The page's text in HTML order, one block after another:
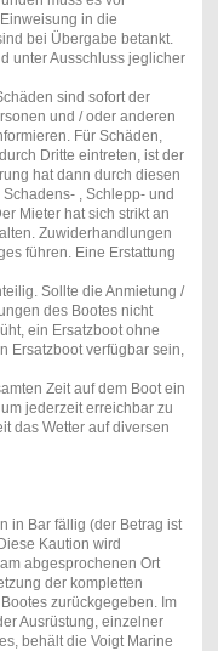
in die
bei Übergabe betankt.
unter Ausschluss jeglicher
sind sofort der
und / oder anderen
Für Schäden,
Dritte eintreten, ist der
hat dann durch diesen
, Schlepp- und
Mieter hat sich strikt an
Zuwiderhandlungen
führen. Eine Erstattung
Sollte die Anmietung /
des Bootes nicht
ein Ersatzboot ohne
Ersatzboot verfügbar sein,
Zeit auf dem Boot ein
jederzeit erreichbar zu
das Wetter auf diversen
in Bar fällig (der Betrag ist
Kaution wird
abgesprochenen Ort
der kompletten
zurückgegeben. Im
Ausrüstung, einzelner
behält die Voigt Marine